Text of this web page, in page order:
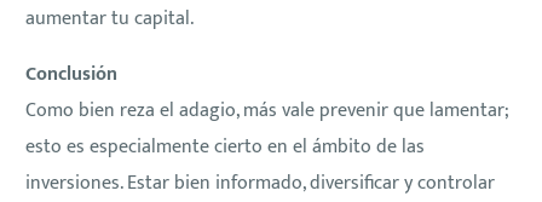
aumentar tu capital.
Conclusión
Como bien reza el adagio, más vale prevenir que lamentar;
esto es especialmente cierto en el ámbito de las
inversiones. Estar bien informado, diversificar y controlar